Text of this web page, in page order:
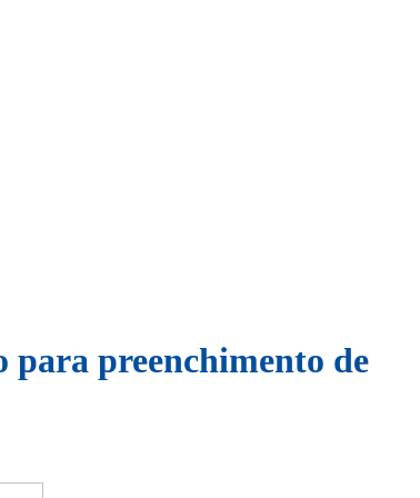
preenchimento de